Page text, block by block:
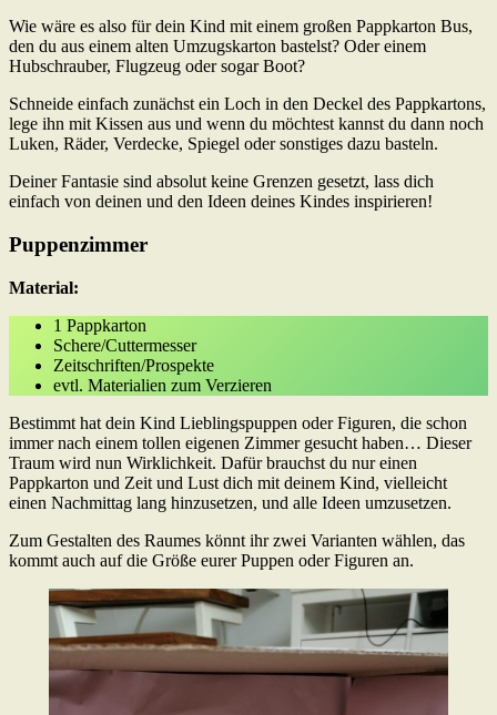
Wie wäre es also für dein Kind mit einem großen Pappkarton Bus,
den du aus einem alten Umzugskarton bastelst? Oder einem
Hubschrauber, Flugzeug oder sogar Boot?
Schneide einfach zunächst ein Loch in den Deckel des Pappkartons,
lege ihn mit Kissen aus und wenn du möchtest kannst du dann noch
Luken, Räder, Verdecke, Spiegel oder sonstiges dazu basteln.
Deiner Fantasie sind absolut keine Grenzen gesetzt, lass dich
einfach von deinen und den Ideen deines Kindes inspirieren!
Puppenzimmer
Material:
1 Pappkarton
Schere/Cuttermesser
Zeitschriften/Prospekte
evtl. Materialien zum Verzieren
Bestimmt hat dein Kind Lieblingspuppen oder Figuren, die schon
immer nach einem tollen eigenen Zimmer gesucht haben… Dieser
Traum wird nun Wirklichkeit. Dafür brauchst du nur einen
Pappkarton und Zeit und Lust dich mit deinem Kind, vielleicht
einen Nachmittag lang hinzusetzen, und alle Ideen umzusetzen.
Zum Gestalten des Raumes könnt ihr zwei Varianten wählen, das
kommt auch auf die Größe eurer Puppen oder Figuren an.